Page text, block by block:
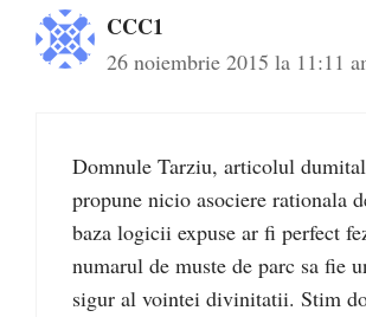
CCC1
26 noiembrie 2015 la 11:11
Domnule Tarziu, articolul
propune nicio asociere rationala
baza logicii expuse ar fi perfect
numarul de muste de parc sa fie
sigur al vointei divinitatii. Stim